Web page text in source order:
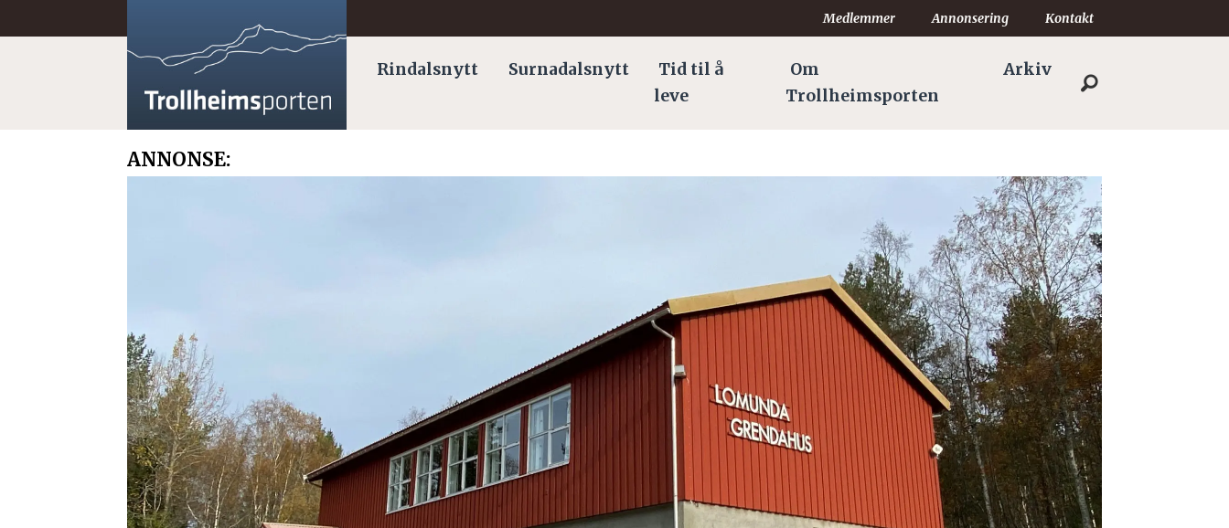
Medlemmer Annonsering Kontakt
Rindalsnytt Surnadalsnytt
Tid til å
leve
Om
Trollheimsporten
Arkiv
ANNONSE: